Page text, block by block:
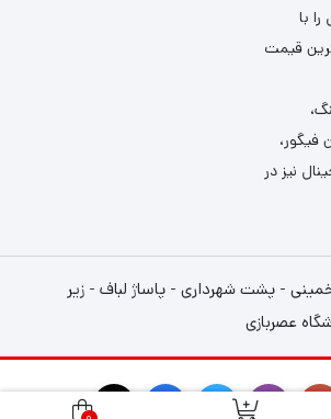
با
قیمت
فیگور،
نیز در
خمینی - پشت شهرداری - پاساژ لباف - زیر